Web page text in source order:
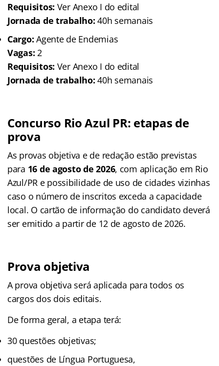
Requisitos: Ver Anexo I do edital
Jornada de trabalho: 40h semanais
Cargo: Agente de Endemias
Vagas: 2
Requisitos: Ver Anexo I do edital
Jornada de trabalho: 40h semanais
Concurso Rio Azul PR: etapas de
prova
As provas objetiva e de redação estão previstas
para 16 de agosto de 2026, com aplicação em Rio
Azul/PR e possibilidade de uso de cidades vizinhas
caso o número de inscritos exceda a capacidade
local. O cartão de informação do candidato deverá
ser emitido a partir de 12 de agosto de 2026.
Prova objetiva
A prova objetiva será aplicada para todos os
cargos dos dois editais.
De forma geral, a etapa terá:
30 questões objetivas;
questões de Língua Portuguesa,